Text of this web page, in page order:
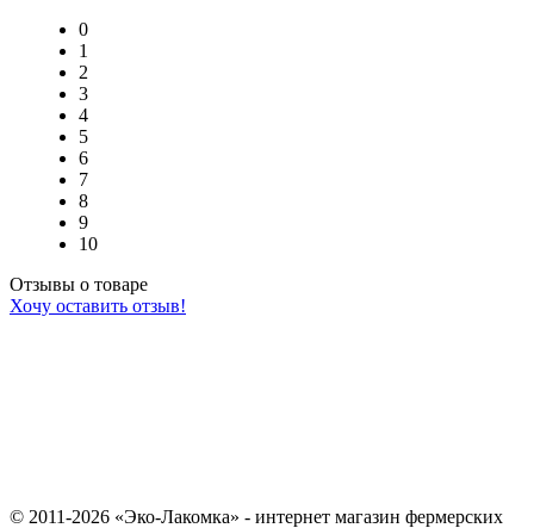
0
1
2
3
4
5
6
7
8
9
10
Отзывы о товаре
Хочу оставить отзыв!
© 2011-2026 «Эко-Лакомка» - интернет магазин фермерских